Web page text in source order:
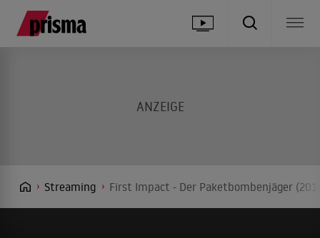
Streaming First Impact - Der Paketbombenjäger